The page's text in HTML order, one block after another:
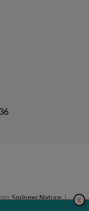
Springer Nature| X